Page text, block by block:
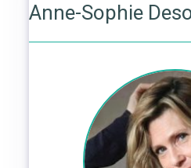
Anne-Sophie